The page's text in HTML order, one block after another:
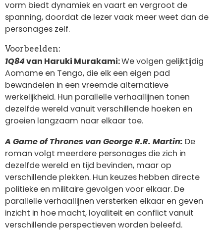
vorm biedt dynamiek en vaart en vergroot de
spanning, doordat de lezer vaak meer weet dan de
personages zelf.
Voorbeelden:
1Q84van Haruki Murakami:We volgen gelijktijdig
Aomame en Tengo, die elk een eigen pad
bewandelen in een vreemde alternatieve
werkelijkheid. Hun parallelle verhaallijnen tonen
dezelfde wereld vanuit verschillende hoeken en
groeien langzaam naar elkaar toe.
A Game of Thrones van George R.R. Martin: De
roman volgt meerdere personages die zich in
dezelfde wereld en tijd bevinden, maar op
verschillende plekken. Hun keuzes hebben directe
politieke en militaire gevolgen voor elkaar. De
parallelle verhaallijnen versterken elkaar en geven
inzicht in hoe macht, loyaliteit en conflict vanuit
verschillende perspectieven worden beleefd.